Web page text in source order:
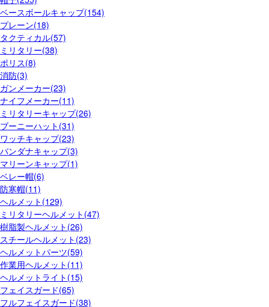
ベースボールキャップ(154)
プレーン(18)
タクティカル(57)
ミリタリー(38)
ポリス(8)
消防(3)
ガンメーカー(23)
ナイフメーカー(11)
ミリタリーキャップ(26)
ブーニーハット(31)
ワッチキャップ(23)
バンダナキャップ(3)
マリーンキャップ(1)
ベレー帽(6)
防寒帽(11)
ヘルメット(129)
ミリタリーヘルメット(47)
樹脂製ヘルメット(26)
スチールヘルメット(23)
ヘルメットパーツ(59)
作業用ヘルメット(11)
ヘルメットライト(15)
フェイスガード(65)
フルフェイスガード(38)